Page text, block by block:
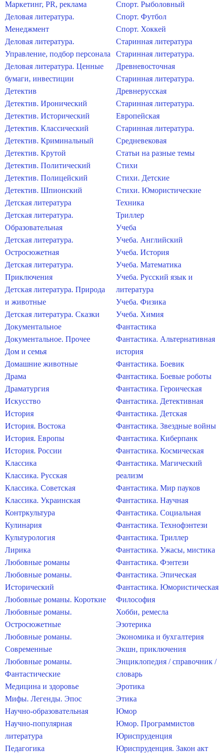
Маркетинг, PR, реклама
Деловая литература.
Менеджмент
Деловая литература.
Управление, подбор персонала
Деловая литература. Ценные
бумаги, инвестиции
Детектив
Детектив. Иронический
Детектив. Исторический
Детектив. Классический
Детектив. Криминальный
Детектив. Крутой
Детектив. Политический
Детектив. Полицейский
Детектив. Шпионский
Детская литература
Детская литература.
Образовательная
Детская литература.
Остросюжетная
Детская литература.
Приключения
Детская литература. Природа
и животные
Детская литература. Сказки
Документальное
Документальное. Прочее
Дом и семья
Домашние животные
Драма
Драматургия
Искусство
История
История. Востока
История. Европы
История. России
Классика
Классика. Русская
Классика. Советская
Классика. Украинская
Контркультура
Кулинария
Культурология
Лирика
Любовные романы
Любовные романы.
Исторический
Любовные романы. Короткие
Любовные романы.
Остросюжетные
Любовные романы.
Современные
Любовные романы.
Фантастические
Медицина и здоровье
Мифы. Легенды. Эпос
Научно-образовательная
Научно-популярная
литература
Педагогика
Спорт. Рыболовный
Спорт. Футбол
Спорт. Хоккей
Старинная литература
Старинная литература.
Древневосточная
Старинная литература.
Древнерусская
Старинная литература.
Европейская
Старинная литература.
Средневековая
Статьи на разные темы
Стихи
Стихи. Детские
Стихи. Юмористические
Техника
Триллер
Учеба
Учеба. Английский
Учеба. История
Учеба. Математика
Учеба. Русский язык и
литература
Учеба. Физика
Учеба. Химия
Фантастика
Фантастика. Альтернативная
история
Фантастика. Боевик
Фантастика. Боевые роботы
Фантастика. Героическая
Фантастика. Детективная
Фантастика. Детская
Фантастика. Звездные войны
Фантастика. Киберпанк
Фантастика. Космическая
Фантастика. Магический
реализм
Фантастика. Мир пауков
Фантастика. Научная
Фантастика. Социальная
Фантастика. Технофэнтези
Фантастика. Триллер
Фантастика. Ужасы, мистика
Фантастика. Фэнтези
Фантастика. Эпическая
Фантастика. Юмористическая
Философия
Хобби, ремесла
Эзотерика
Экономика и бухгалтерия
Экшн, приключения
Энциклопедия / справочник /
словарь
Эротика
Этика
Юмор
Юмор. Программистов
Юриспруденция
Юриспруденция. Закон акт